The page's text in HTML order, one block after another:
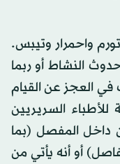
واحمرار وتيبس.
النشاط أو ربما
العجز عن القيام
السريريين
داخل المفصل (بما
أو أنه يأتي من